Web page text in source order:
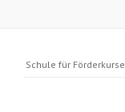
Schule für Förderkurse